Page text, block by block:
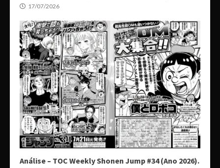
17/07/2026
Análise – TOC Weekly Shonen Jump #34 (Ano 2026).